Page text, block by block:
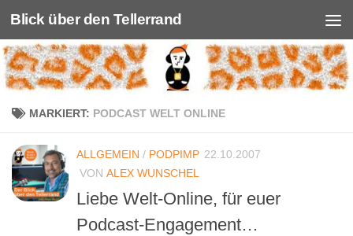
Unter dem Inhalt
Blick über den Tellerrand
MARKIERT: PODCAST WELT ONLINE
ALLGEMEIN / PODPIMP 22.10.2007
VON ALEX WUNSCHEL
Liebe Welt-Online, für euer
Podcast-Engagement…